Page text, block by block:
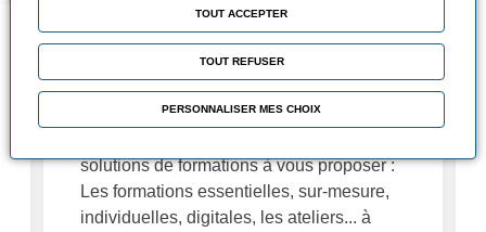
Nos solutions de
formation
Fidèles à nos objectifs d'adaptation à vos
solutions de formations à vous proposer :
Les formations essentielles, sur-mesure,
individuelles, digitales, les ateliers... à
TOUT ACCEPTER
TOUT REFUSER
PERSONNALISER MES CHOIX